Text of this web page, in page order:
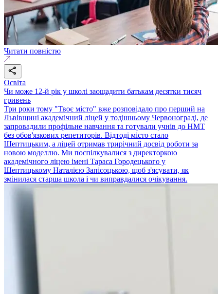
Читати повністю
Освіта
Чи може 12-й рік у школі заощадити батькам десятки тисяч
гривень
Три роки тому "Твоє місто" вже розповідало про перший на
Львівщині академічний ліцей у тодішньому Червонограді, де
запровадили профільне навчання та готували учнів до НМТ
без обов'язкових репетиторів. Відтоді місто стало
Шептицьким, а ліцей отримав трирічний досвід роботи за
новою моделлю. Ми поспілкувалися з директоркою
академічного ліцею імені Тараса Городецького у
Шептицькому Наталією Запісоцькою, щоб з'ясувати, як
змінилася старша школа і чи виправдалися очікування.